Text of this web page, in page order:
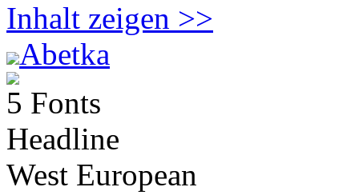
Inhalt zeigen >>
Abetka
5 Fonts
Headline
West European